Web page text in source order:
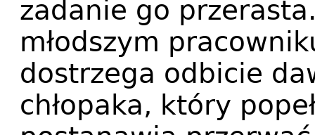
zadanie go
młodszym
dostrzega odbicie
chłopaka, który